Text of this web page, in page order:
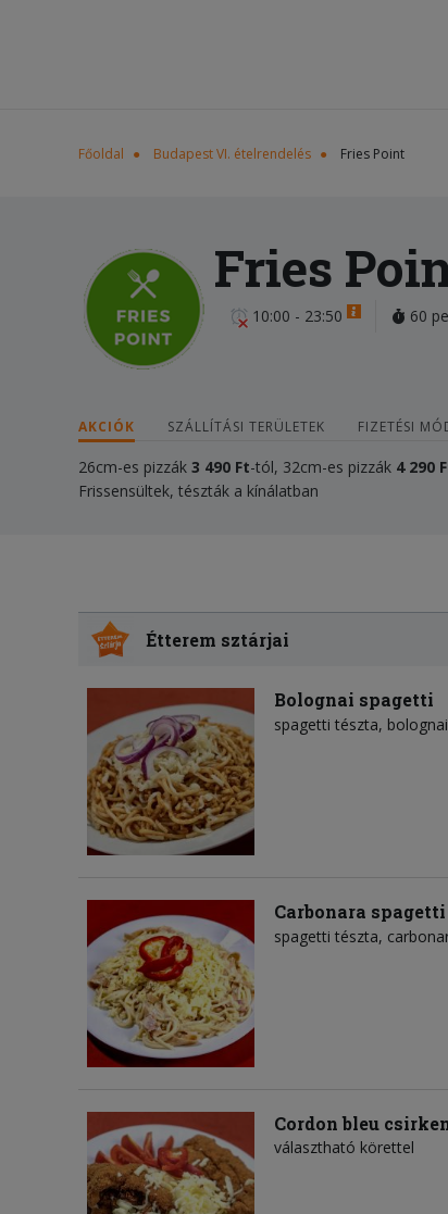
Főoldal Budapest VI. ételrendelés Fries Point
Fries
10:00 - 23:50 60
AKCIÓK SZÁLLÍTÁSI TERÜLETEK FIZETÉSI
26cm-es pizzák 3 490 Ft-tól, 32cm-es pizzák 4 290
Frissensültek, tészták a kínálatban
Étterem sztárjai
Bolognai spagetti
spagetti tészta
Carbonara spagetti
spagetti tészta
Cordon bleu
választható körettel